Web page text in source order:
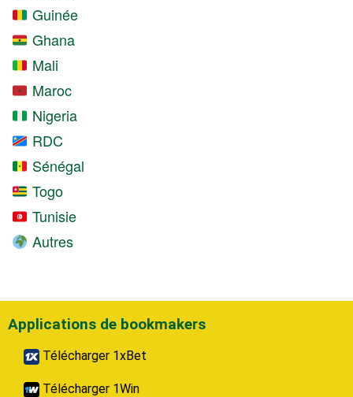
Guinée
Ghana
Mali
Maroc
Nigeria
RDC
Sénégal
Togo
Tunisie
Autres
Applications de bookmakers
Télécharger 1xBet
Télécharger 1Win